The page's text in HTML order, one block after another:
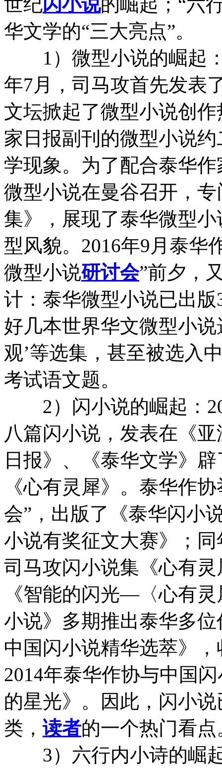
世纪闪小说的崛起；“六
华文学的“三大亮点”。
1）微型小说的崛起：
年7月，司马攻首先发表
文坛掀起了微型小说创
家日报副刊的微型小说
学现象。为了配合泰华
微型小说在曼谷召开，
集》，展现了泰华微型小
型风貌。2016年9月泰华
微型小说研讨会”前夕，
计：泰华微型小说已出
好几本世界华文微型小说
观’等选集，甚至被选入
考试语文题。
2）闪小说的崛起：
八篇闪小说，发表在《
日报》、《泰华文学》
《心有灵犀》。泰华作
会”，出版了《泰华闪小
小说有奖征文大赛》；
司马攻闪小说集《心有
《智能的闪光—〈心有
小说》多期推出泰华多
中国闪小说精华选萃》
2014年泰华作协与中国
的星光》。因此，闪小
类， 读者的一个热门看点
3）六行内小诗的崛起